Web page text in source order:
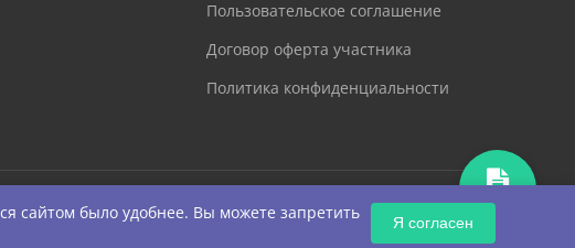
Пользовательское соглашение
Договор оферта участника
Политика конфиденциальности
сайтом было удобнее. Вы можете запретить
Я согласен
ЗАПРОС